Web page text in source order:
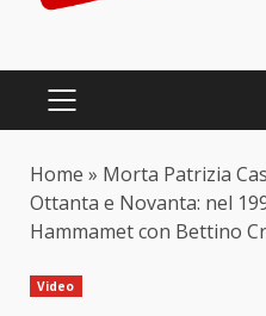
PRIMARY
Home » Morta Patrizia
Ottanta e Novanta: nel
Hammamet con Bettino
Video